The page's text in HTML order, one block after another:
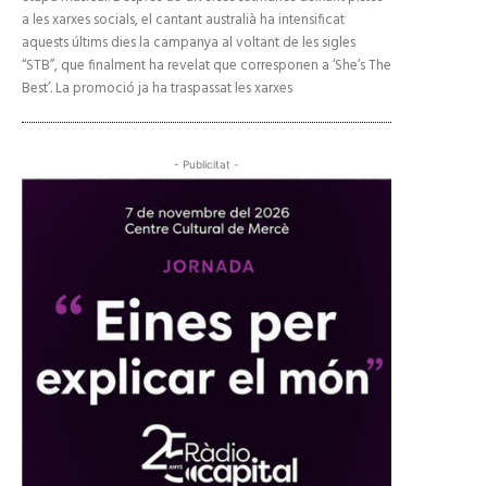
a les xarxes socials, el cantant australià ha intensificat
aquests últims dies la campanya al voltant de les sigles
“STB”, que finalment ha revelat que corresponen a ‘She’s The
Best’. La promoció ja ha traspassat les xarxes
- Publicitat -